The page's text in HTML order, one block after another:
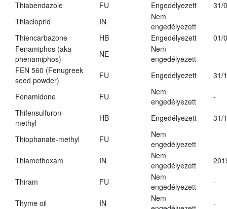
Thiabendazole
FU Engedélyezett
31/
Thiacloprid
IN
Nem
engedélyezett
Thiencarbazone
HB Engedélyezett
01/
Fenamiphos (aka
phenamiphos)
NE
Nem
engedélyezett
FEN 560 (Fenugreek
seed powder)
FU Engedélyezett 31/
Fenamidone FU
Nem
engedélyezett
-
Thifensulfuron-
methyl
HB Engedélyezett 31/
Thiophanate-methyl FU
Nem
engedélyezett
Thiamethoxam
IN
Nem
engedélyezett
Thiram FU
Nem
engedélyezett
-
Thyme oil IN
Nem
-